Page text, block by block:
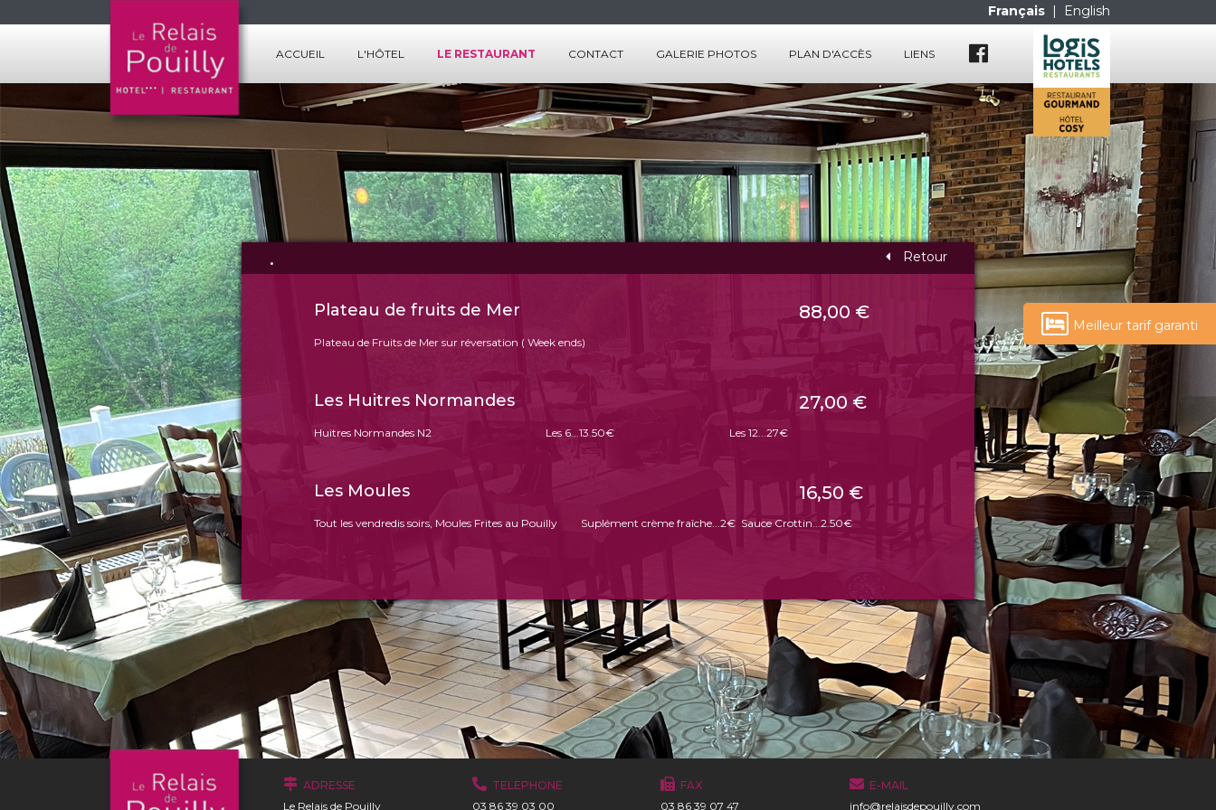
Français | English
ACCUEIL L'HÔTEL
LES CHAMBRES
LES SERVICES
LE RESTAURANT
LES SALLES
LES SERVICES
LA CARTE
CONTACT GALERIE PHOTOS PLAN D'ACCÈS LIENS
. Retour
Plateau de fruits de Mer 88,00 €
Plateau de Fruits de Mer sur réversation ( Week ends)
Les Huitres Normandes 27,00 €
Huitres Normandes N2 Les 6...13.50€ Les 12...27€
Les Moules 16,50 €
Tout les vendredis soirs, Moules Frites au Pouilly Suplément crème fraîche...2€ Sauce Crottin...2.50€
ADRESSE
Le Relais de Pouilly
TELEPHONE
03 86 39 03 00
E-MAIL
info@relaisdepouilly.com
FAX
03 86 39 07 47
Meilleur tarif garanti